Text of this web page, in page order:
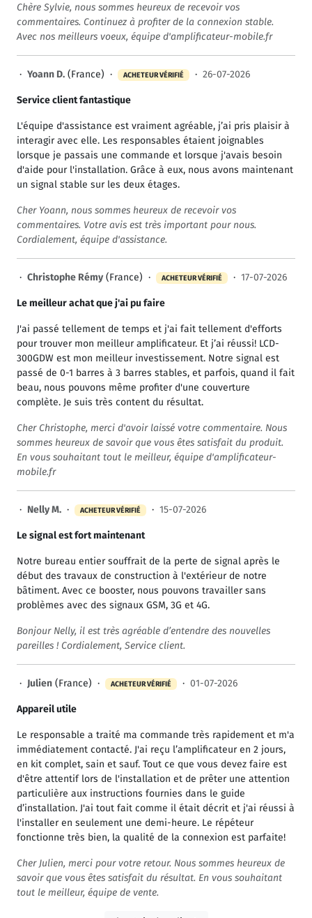
Chère Sylvie, nous sommes heureux de recevoir vos
commentaires. Continuez à profiter de la connexion stable.
Avec nos meilleurs voeux, équipe d'amplificateur-mobile.fr
· Yoann D. (France) · ACHETEUR VÉRIFIÉ · 26-07-2026
Service client fantastique
L'équipe d'assistance est vraiment agréable, j’ai pris plaisir à
interagir avec elle. Les responsables étaient joignables
lorsque je passais une commande et lorsque j'avais besoin
d'aide pour l'installation. Grâce à eux, nous avons maintenant
un signal stable sur les deux étages.
Cher Yoann, nous sommes heureux de recevoir vos
commentaires. Votre avis est très important pour nous.
Cordialement, équipe d'assistance.
· Christophe Rémy (France) · ACHETEUR VÉRIFIÉ · 17-07-2026
Le meilleur achat que j'ai pu faire
J'ai passé tellement de temps et j'ai fait tellement d'efforts
pour trouver mon meilleur amplificateur. Et j’ai réussi! LCD-
300GDW est mon meilleur investissement. Notre signal est
passé de 0-1 barres à 3 barres stables, et parfois, quand il fait
beau, nous pouvons même profiter d'une couverture
complète. Je suis très content du résultat.
Cher Christophe, merci d'avoir laissé votre commentaire. Nous
sommes heureux de savoir que vous êtes satisfait du produit.
En vous souhaitant tout le meilleur, équipe d'amplificateur-
mobile.fr
· Nelly M. · ACHETEUR VÉRIFIÉ · 15-07-2026
Le signal est fort maintenant
Notre bureau entier souffrait de la perte de signal après le
début des travaux de construction à l'extérieur de notre
bâtiment. Avec ce booster, nous pouvons travailler sans
problèmes avec des signaux GSM, 3G et 4G.
Bonjour Nelly, il est très agréable d’entendre des nouvelles
pareilles ! Cordialement, Service client.
· Julien (France) · ACHETEUR VÉRIFIÉ · 01-07-2026
Appareil utile
Le responsable a traité ma commande très rapidement et m'a
immédiatement contacté. J'ai reçu l’amplificateur en 2 jours,
en kit complet, sain et sauf. Tout ce que vous devez faire est
d'être attentif lors de l'installation et de prêter une attention
particulière aux instructions fournies dans le guide
d’installation. J'ai tout fait comme il était décrit et j'ai réussi à
l'installer en seulement une demi-heure. Le répéteur
fonctionne très bien, la qualité de la connexion est parfaite!
Cher Julien, merci pour votre retour. Nous sommes heureux de
savoir que vous êtes satisfait du résultat. En vous souhaitant
tout le meilleur, équipe de vente.